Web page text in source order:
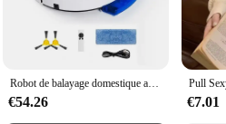
Robot de balayage domestique avec télécommande, aspirateur robot intelligent super silencieux, support et nettoyage à sec du sol, 2800PA, 3 en 1
€54.26 €7.01